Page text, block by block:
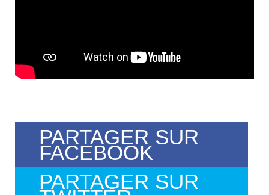
PARTAGER SUR
FACEBOOK
PARTAGER SUR